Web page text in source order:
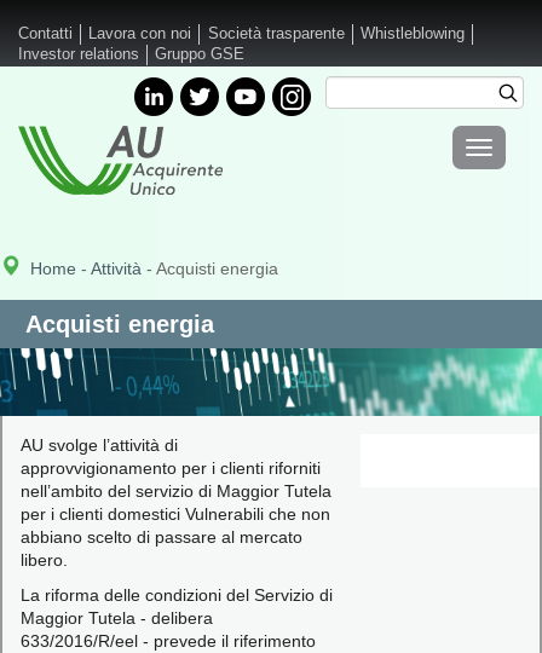
Contatti Lavora con noi Società trasparente
Whistleblowing
Investor relations
Gruppo GSE
Form di
Toggle
Home - Attività - Acquisti energia
Acquisti energia
AU svolge l’attività di
approvvigionamento per i clienti riforniti
nell’ambito del servizio di Maggior Tutela
per i clienti domestici Vulnerabili che non
abbiano scelto di passare al mercato
libero.
La riforma delle condizioni del Servizio di
Maggior Tutela - delibera
633/2016/R/eel - prevede il riferimento